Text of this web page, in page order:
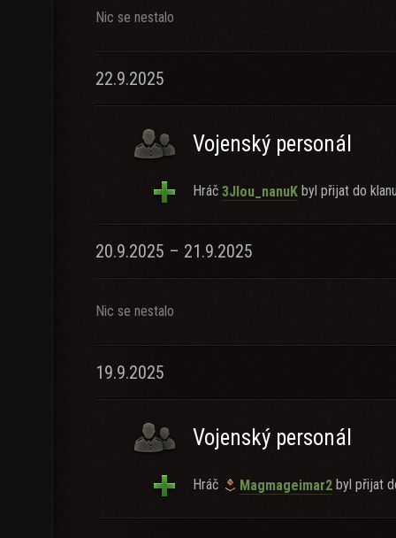
Nic se nestalo
22.9.2025
Vojenský personál
Hráč 3Jlou_nanuK byl přijat do
20.9.2025 – 21.9.2025
Nic se nestalo
19.9.2025
Vojenský personál
Hráč Magmageimar2 byl přijat